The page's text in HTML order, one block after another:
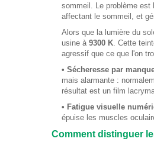
sommeil. Le problème
affectant le sommeil, et
Alors que la lumière du
usine à9300 K . Cette
agressif que ce que l'on
• Sécheresse par
mais alarmante :
résultat est un film
• Fatigue visuelle
épuise les muscles
Comment distinguer